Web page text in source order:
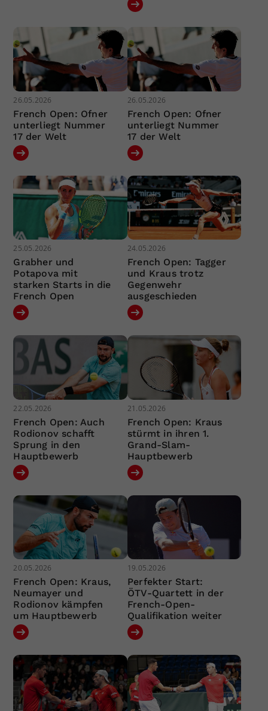
26.05.2026
French Open: Ofner
unterliegt Nummer
17 der Welt
26.05.2026
French Open: Ofner
unterliegt Nummer
17 der Welt
25.05.2026
Grabher und
Potapova mit
starken Starts in die
French Open
24.05.2026
French Open: Tagger
und Kraus trotz
Gegenwehr
ausgeschieden
22.05.2026
French Open: Auch
Rodionov schafft
Sprung in den
Hauptbewerb
21.05.2026
French Open: Kraus
stürmt in ihren 1.
Grand-Slam-
Hauptbewerb
20.05.2026
French Open: Kraus,
Neumayer und
Rodionov kämpfen
um Hauptbewerb
19.05.2026
Perfekter Start:
ÖTV-Quartett in der
French-Open-
Qualifikation weiter